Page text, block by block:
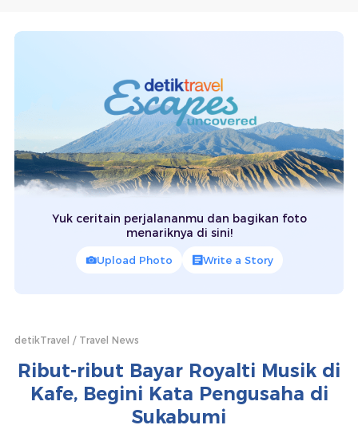
Yuk ceritain perjalananmu dan bagikan foto
menariknya di sini!
Upload Photo Write a Story
detikTravel Travel News
Ribut-ribut Bayar Royalti Musik di
Kafe, Begini Kata Pengusaha di
Sukabumi